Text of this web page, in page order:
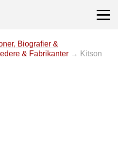
Biografier &
& Fabrikanter → Kitson